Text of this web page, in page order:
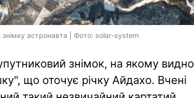
астронавта | Фото: solar-system
знімок, на якому видно
що оточує річку Айдахо. Вчені